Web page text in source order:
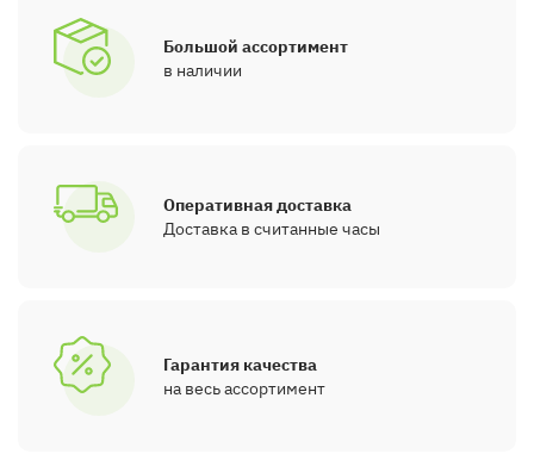
Большой ассортимент
в наличии
Оперативная доставка
Доставка в считанные часы
Гарантия качества
на весь ассортимент